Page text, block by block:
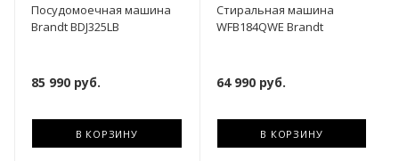
Посудомоечная машина
Brandt BDJ325LB
85 990 руб.
В КОРЗИНУ
Стиральная машина
WFB184QWE Brandt
64 990руб.
В КОРЗИНУ